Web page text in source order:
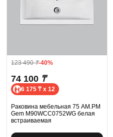
123 490₸-40%
74 100 ₸
6 175 ₸ x 12
Раковина мебельная 75 AM.PM
Gem M90WCC0752WG белая
встраиваемая